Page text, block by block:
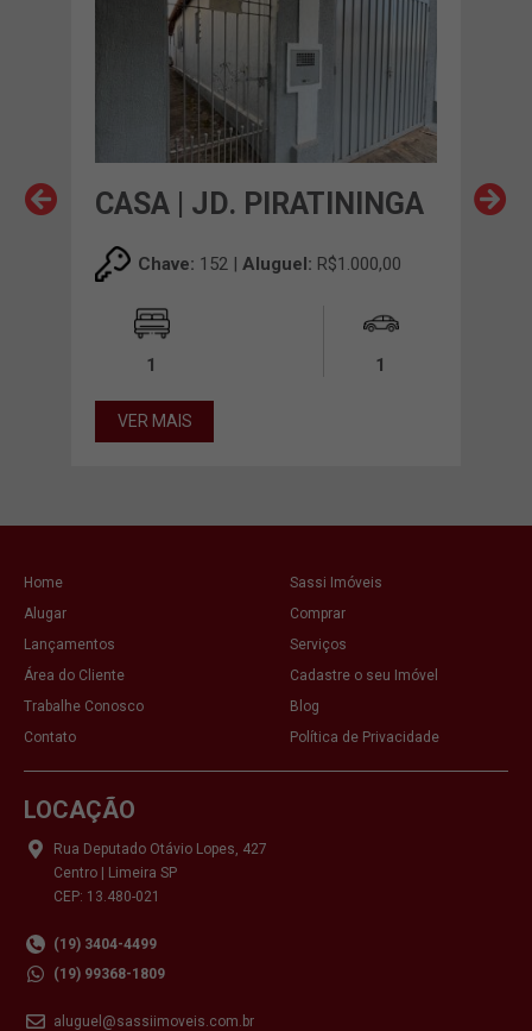
CASA | JD. PIRATININGA
Chave: 152 | Aluguel: R$1.000,00
1 1
VER MAIS
Home
Sassi Imóveis
Alugar
Comprar
Lançamentos
Serviços
Área do Cliente
Cadastre o seu Imóvel
Trabalhe Conosco
Blog
Contato
Política de Privacidade
LOCAÇÃO
Rua Deputado Otávio Lopes, 427
Centro | Limeira SP
CEP: 13.480-021
(19) 3404-4499
(19) 99368-1809
aluguel@sassiimoveis.com.br